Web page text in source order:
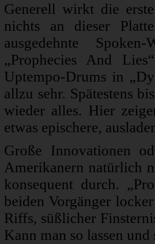
Generell wirkt die
nichts an dieser
ausgedehnte
„Prophecies And
Uptempo-Drums in
allzu sehr. Spätestens
wieder alles. Hier
etwas epischere,
Große Innovationen
Amerikanern natürlich
konsequent durch.
beiden Vorgänger
Riffs, süßlicher
Kann man so lassen